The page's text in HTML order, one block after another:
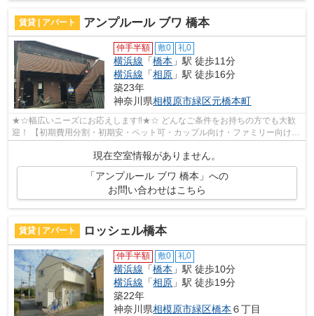
賃貸 | アパート アンプルール ブワ 橋本
仲手半額 敷0 礼0
横浜線 「橋本 」駅 徒歩11分
横浜線 「相原 」駅 徒歩16分
築23年
神奈川県相模原市緑区元橋本町
★☆幅広いニーズにお応えします‼★☆ どんなご条件をお持ちの方でも大歓
迎！ 【初期費用分割・初期安・ペット可・カップル向け・ファミリー向け・
新築・デザイナーズなど】 ネット非公開...
現在空室情報がありません。
「アンプルール ブワ 橋本」への
お問い合わせはこちら
賃貸 | アパート ロッシェル橋本
仲手半額 敷0 礼0
横浜線 「橋本 」駅 徒歩10分
横浜線 「相原 」駅 徒歩19分
築22年
神奈川県相模原市緑区橋本 ６丁目